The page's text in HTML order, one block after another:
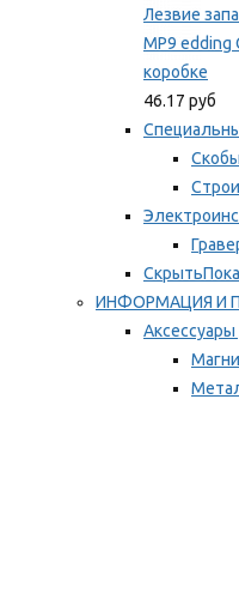
Лезвие
MP9 edding
коробке
46.17 руб
Скрыть
ИНФОРМАЦИЯ И